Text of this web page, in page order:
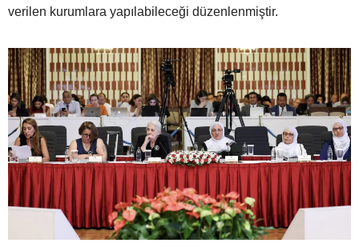
verilen kurumlara yapılabileceği düzenlenmiştir.